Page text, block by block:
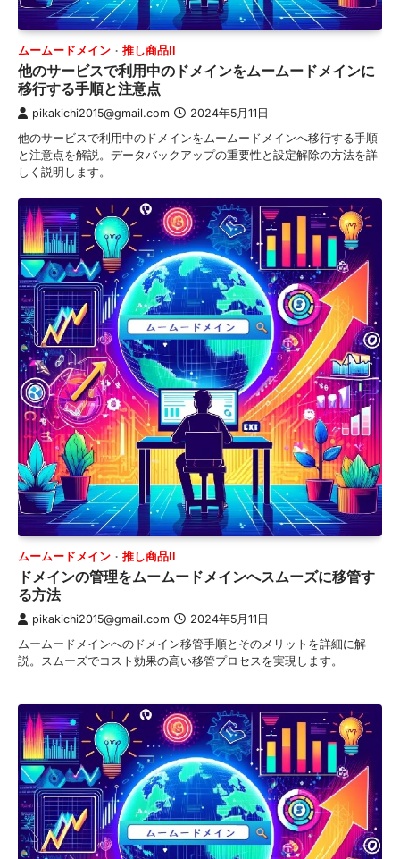
ムームードメイン 推し商品II
他のサービスで利用中のドメインをムームードメインに
移行する手順と注意点
pikakichi2015@gmail.com 2024年5月11日
他のサービスで利用中のドメインをムームードメインへ移行する手順
と注意点を解説。データバックアップの重要性と設定解除の方法を詳
しく説明します。
ムームードメイン 推し商品II
ドメインの管理をムームードメインへスムーズに移管す
る方法
pikakichi2015@gmail.com 2024年5月11日
ムームードメインへのドメイン移管手順とそのメリットを詳細に解
説。スムーズでコスト効果の高い移管プロセスを実現します。